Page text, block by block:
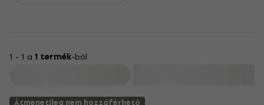
1 - 1 a 1 termék-ból
Átmenetileg nem hozzáférhető